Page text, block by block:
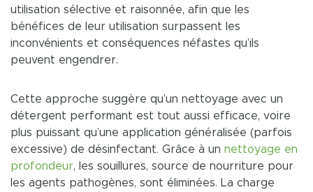
utilisation sélective et raisonnée, afin que les
bénéfices de leur utilisation surpassent les
inconvénients et conséquences néfastes qu’ils
peuvent engendrer.
Cette approche suggère qu’un nettoyage avec un
détergent performant est tout aussi efficace, voire
plus puissant qu’une application généralisée (parfois
excessive) de désinfectant. Grâce à un nettoyage en
profondeur, les souillures, source de nourriture pour
les agents pathogènes, sont éliminées. La charge